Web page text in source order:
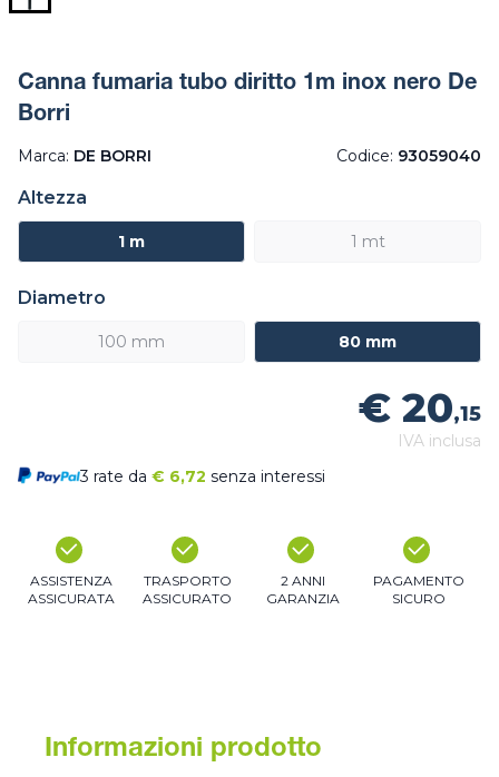
Canna fumaria tubo diritto 1m inox nero De
Borri
Marca: DE BORRI Codice: 93059040
Altezza
1 m 1 mt
Diametro
100 mm 80 mm
€ 20,15
IVA inclusa
3 rate da € 6,72 senza interessi
ASSISTENZA
ASSICURATA
TRASPORTO
ASSICURATO
2 ANNI
GARANZIA
PAGAMENTO
SICURO
Informazioni prodotto